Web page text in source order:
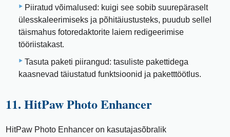
Piiratud võimalused: kuigi see sobib suurepäraselt
ülesskaleerimiseks ja põhitäiustusteks, puudub sellel
täismahus fotoredaktorite laiem redigeerimise
tööriistakast.
Tasuta paketi piirangud: tasuliste pakettidega
kaasnevad täiustatud funktsioonid ja paketttöötlus.
11. HitPaw Photo Enhancer
HitPaw Photo Enhancer on kasutajasõbralik